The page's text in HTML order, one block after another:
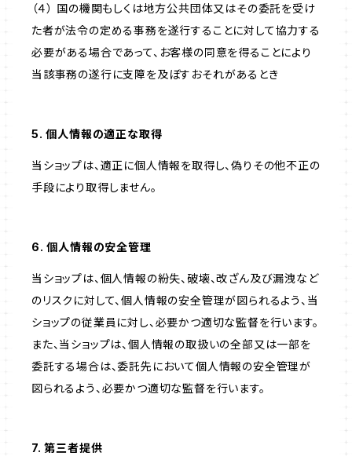
（４） 国の機関もしくは地方公共団体又はその委託を受け
た者が法令の定める事務を遂行することに対して協力する
必要がある場合であって、お客様の同意を得ることにより
当該事務の遂行に支障を及ぼすおそれがあるとき
5. 個人情報の適正な取得
当ショップは、適正に個人情報を取得し、偽りその他不正の
手段により取得しません。
6. 個人情報の安全管理
当ショップは、個人情報の紛失、破壊、改ざん及び漏洩など
のリスクに対して、個人情報の安全管理が図られるよう、当
ショップの従業員に対し、必要かつ適切な監督を行います。
また、当ショップは、個人情報の取扱いの全部又は一部を
委託する場合は、委託先において個人情報の安全管理が
図られるよう、必要かつ適切な監督を行います。
7. 第三者提供